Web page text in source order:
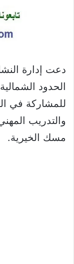
دعت إدارة
‫الحدود
للمشاركة في
والتدريب
مسك الخيرية.